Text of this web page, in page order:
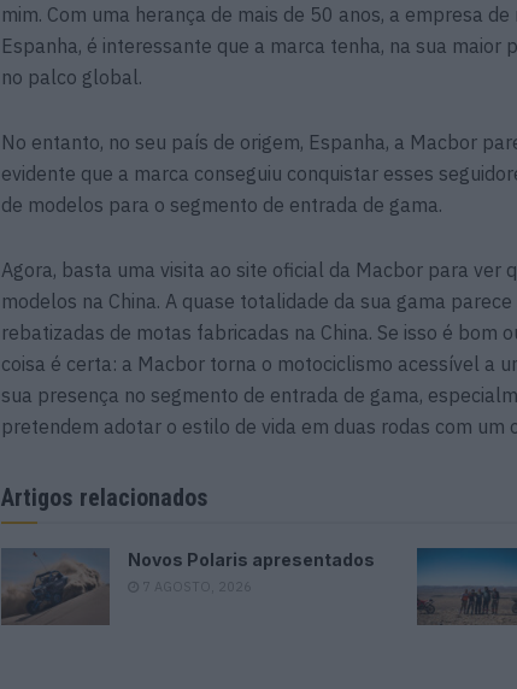
mim. Com uma herança de mais de 50 anos, a empresa
Espanha, é interessante que a marca tenha, na sua maior
no palco global.
No entanto, no seu país de origem, Espanha, a Macbor
evidente que a marca conseguiu conquistar esses
de modelos para o segmento de entrada de gama.
Agora, basta uma visita ao site oficial da Macbor para ver
modelos na China. A quase totalidade da sua gama
rebatizadas de motas fabricadas na China. Se isso é bom
coisa é certa: a Macbor torna o motociclismo acessível a
sua presença no segmento de entrada de gama,
pretendem adotar o estilo de vida em duas rodas com um
Artigos relacionados
Novos Polaris apresentados
7 AGOSTO, 2026